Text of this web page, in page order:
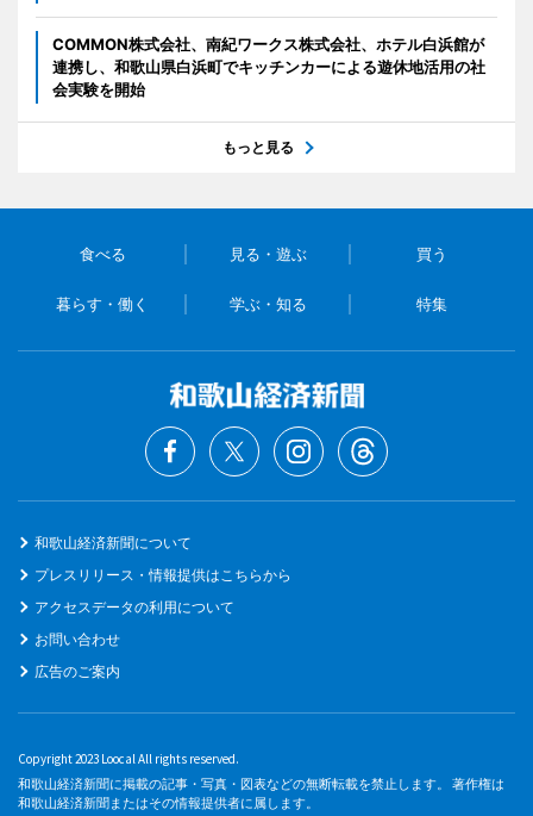
COMMON株式会社、南紀ワークス株式会社、ホテル白浜館が
連携し、和歌山県白浜町でキッチンカーによる遊休地活用の社
会実験を開始
もっと見る
食べる 見る・遊ぶ 買う
暮らす・働く 学ぶ・知る 特集
和歌山経済新聞について
プレスリリース・情報提供はこちらから
アクセスデータの利用について
お問い合わせ
広告のご案内
Copyright 2023 Loocal All rights reserved.
和歌山経済新聞に掲載の記事・写真・図表などの無断転載を禁止します。 著作権は
和歌山経済新聞またはその情報提供者に属します。